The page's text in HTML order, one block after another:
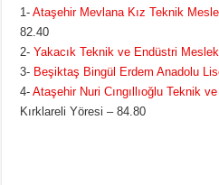
1-Ataşehir Mevlana Kız Teknik
82.40
2-Yakacık Teknik ve Endüstri
3- Beşiktaş Bingül Erdem Anadolu
4-Ataşehir Nuri Cıngıllıoğlu Teknik
Kırklareli Yöresi – 84.80